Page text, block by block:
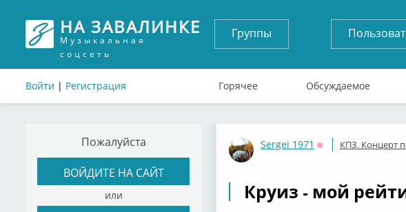
НА ЗАВАЛИНКЕ
Музыкальная
соцсеть
Войти | Регистрация
Группы
Горячее Обсуждаемое
Пожалуйста
ВОЙДИТЕ НА САЙТ
или
Sergei 1971
Оффлайн
КПЗ. Концерт
Круиз - мой